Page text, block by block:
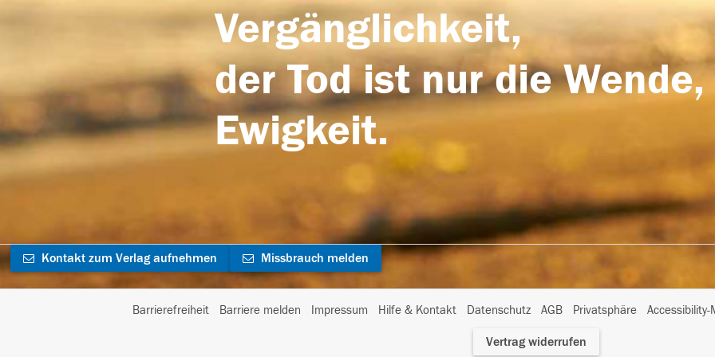
Vergänglichkeit,
der Tod ist nur die
Ewigkeit.
Kontakt zum Verlag aufnehmen Missbrauch melden
Barrierefreiheit Barriere melden Impressum Hilfe & Kontakt Datenschutz AGB Privatsphäre
I
Vertrag widerrufen